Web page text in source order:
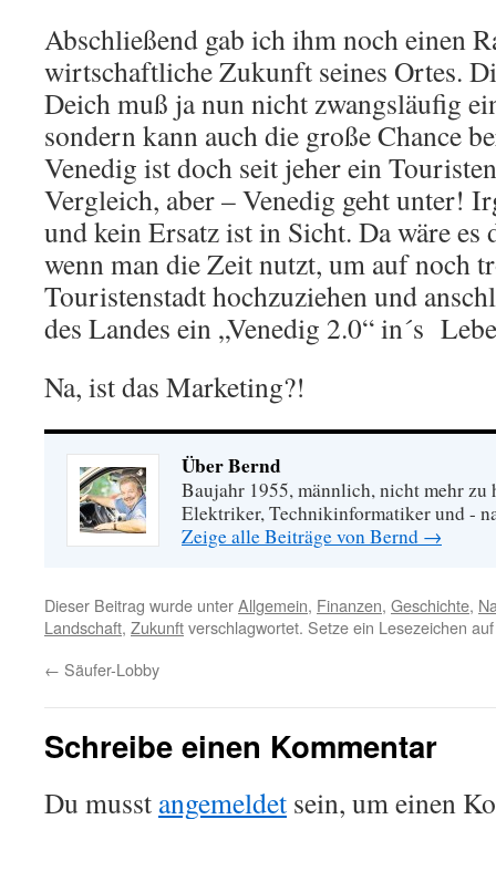
Abschließend gab ich ihm noch einen
wirtschaftliche Zukunft seines Ortes.
Deich muß ja nun nicht zwangsläufig
sondern kann auch die große Chance
Venedig ist doch seit jeher ein
Vergleich, aber – Venedig geht unter!
und kein Ersatz ist in Sicht. Da wäre es
wenn man die Zeit nutzt, um auf noch
Touristenstadt hochzuziehen und
des Landes ein „Venedig 2.0“ in´s
Na, ist das Marketing?!
Über Bernd
Baujahr 1955, männlich, nicht mehr zu
Elektriker, Technikinformatiker und -
Zeige alle Beiträge von Bernd →
Dieser Beitrag wurde unterAllgemein, Finanzen, Geschichte,
Landschaft, Zukunftverschlagwortet. Setze ein Lesezeichen
← Säufer-Lobby
Schreibe einen Kommentar
Du musst angemeldet sein, um einen